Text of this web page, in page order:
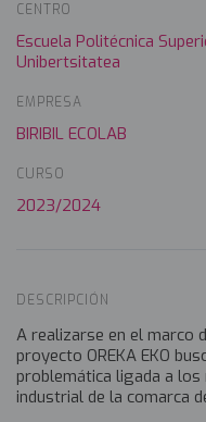
CENTRO
Escuela Politécnica
Unibertsitatea
EMPRESA
BIRIBIL ECOLAB
CURSO
2023/2024
DESCRIPCIÓN
A realizarse en el marco
proyecto OREKA EKO
problemática ligada a
industrial de la comarca